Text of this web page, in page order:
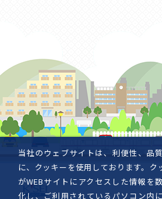
当社のウェブサイトは、利便性、品
に、クッキーを使用しております。ク
がWEBサイトにアクセスした情報を
化し、ご利用されているパソコン内